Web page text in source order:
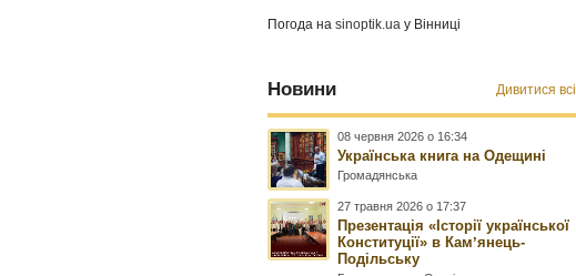
Погода наsinoptik.ua у Вінниці
Новини Дивитися всі
08 червня 2026 о 16:34
Українська книга на Одещині
Громадянська
27 травня 2026 о 17:37
Презентація «Історії української
Конституції» в Камʼянець-
Подільську